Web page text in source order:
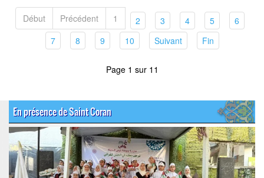
Début Précédent 1 2(current)
3(current)
4(current)
5(current)
6
7(current)
8(current)
9(current)
10(current)Suivant(current)
Fin(current)
Page 1 sur 11
En présence de Saint Coran